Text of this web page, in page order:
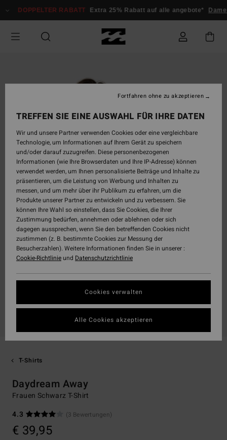
zur
springen
DOPPELTER RABATT Extra 25% Rabatt auf alle angebote* Damen
T-Shirts
Daydream Away
Frauen Schwarz T-Shirt
4.3
(3 Bewertungen)
€ 39,95
TREFFEN SIE EINE AUSWAHL FÜR IHRE DATEN
Wir und unsere Partner verwenden Cookies oder eine vergleichbare
Technologie, um Informationen auf Ihrem Gerät zu speichern
und/oder darauf zuzugreifen. Diese personenbezogenen
Informationen (wie Ihre Browserdaten und Ihre IP-Adresse) können
verwendet werden, um Ihnen personalisierte Beiträge und Inhalte zu
präsentieren, um die Leistung von Werbung und Inhalten zu
messen, und um mehr über ihr Publikum zu erfahren, um die
Produkte unserer Partner zu entwickeln und zu verbessern. Sie
können Ihre Wahl so einstellen, dass Sie Cookies, die Ihrer
Zustimmung bedürfen, annehmen oder ablehnen oder sich
dagegen aussprechen, wenn Sie den betreffenden Cookies nicht
zustimmen (z. B. bestimmte Cookies zur Messung der
Besucherzahlen). Weitere Informationen finden Sie in unserer :
Cookie-Richtlinieund Datenschutzrichtlinie
Cookies verwalten
Fortfahren ohne zu akzeptieren
Alle Cookies akzeptieren